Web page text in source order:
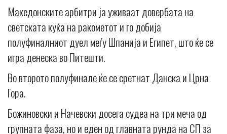
Македонските арбитри ја уживаат довербата на
светската куќа на ракометот и го добија
полуфиналниот дуел меѓу Шпанија и Египет, што ќе се
игра денеска во Питешти.
Во второто полуфинале ќе се сретнат Данска и Црна
Гора.
Божиновски и Начевски досега судеа на три меча од
групната фаза, но и еден од главната рунда на СП за